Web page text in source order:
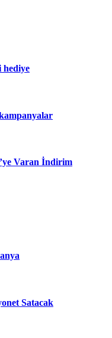
hediye
Varan İndirim
Satacak